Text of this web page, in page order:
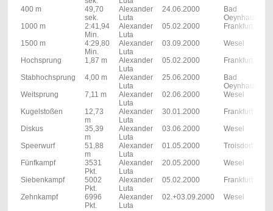
400 m
49,70
sek.
Alexander
Luta
24.06.2000
Bad
Oeynhausen
1000 m
2:41,94
Min.
Alexander
Luta
05.02.2000
Frankfurt
1500 m
4:29,80
Min.
Alexander
Luta
03.09.2000
Wesel
Hochsprung
1,87 m
Alexander
Luta
05.02.2000
Frankfurt
Stabhochsprung
4,00 m
Alexander
Luta
25.06.2000
Bad
Oeynhausen
Weitsprung
7,11 m
Alexander
Luta
02.06.2000
Wesel
Kugelstoßen
12,73
m
Alexander
Luta
30.01.2000
Frankfurt
Diskus
35,39
m
Alexander
Luta
03.06.2000
Wesel
Speerwurf
51,88
m
Alexander
Luta
01.05.2000
Troisdorf
Fünfkampf
3531
Pkt.
Alexander
Luta
20.05.2000
Wesel
Siebenkampf
5002
Pkt.
Alexander
Luta
05.02.2000
Frankfurt
Zehnkampf
6996
Pkt.
Alexander
Luta
02.+03.09.2000 Wesel